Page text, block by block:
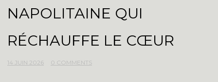
NAPOLITAINE QUI
RÉCHAUFFE LE CŒUR
14 JUIN 2026 0 COMMENTS